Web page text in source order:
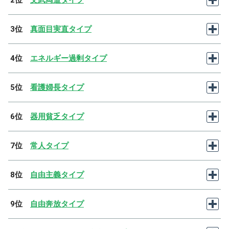
3位 真面目実直タイプ
4位 エネルギー過剰タイプ
5位 看護婦長タイプ
6位 器用貧乏タイプ
7位 常人タイプ
8位 自由主義タイプ
9位 自由奔放タイプ